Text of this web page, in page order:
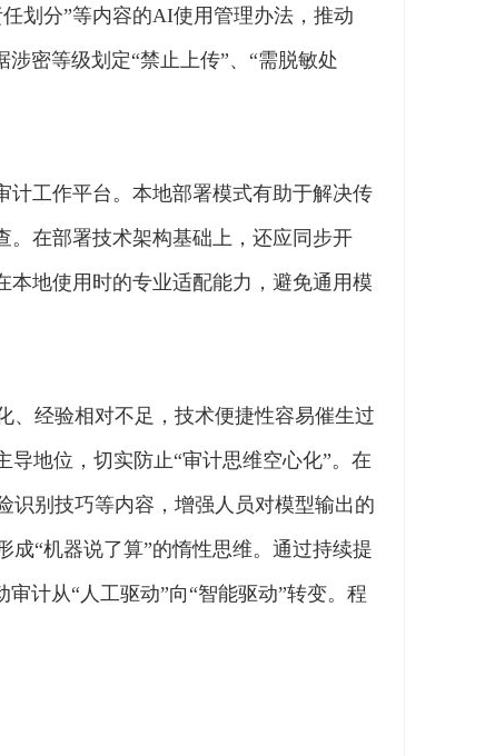
划分”等内容的AI使用管理办法，推动
密等级划定“禁止上传”、“需脱敏处
计工作平台。本地部署模式有助于解决传
。在部署技术架构基础上，还应同步开
本地使用时的专业适配能力，避免通用模
、经验相对不足，技术便捷性容易催生过
地位，切实防止“审计思维空心化”。在
识别技巧等内容，增强人员对模型输出的
“机器说了算”的惰性思维。通过持续提
计从“人工驱动”向“智能驱动”转变。程